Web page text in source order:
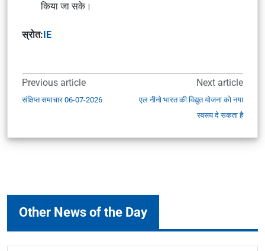
किया जा सके।
स्रोत:IE
Previous article
संक्षिप्त समाचार 06-07-2026
Next article
एल नीनो भारत की विद्युत योजना को नया
स्वरूप दे सकता है
Other News of the Day